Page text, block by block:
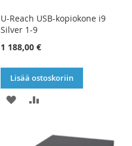
U-Reach USB-kopiokone i9
Silver 1-9
1 188,00 €
Lisää ostoskoriin
LISÄÄ